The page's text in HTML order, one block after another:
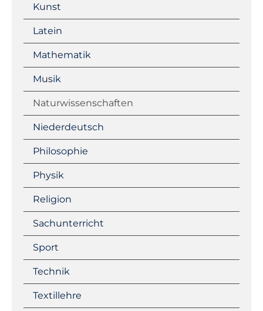
Kunst
Latein
Mathematik
Musik
Naturwissenschaften
Niederdeutsch
Philosophie
Physik
Religion
Sachunterricht
Sport
Technik
Textillehre